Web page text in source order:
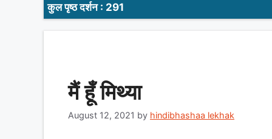
कुल पृष्ठ दर्शन : 291
मैं हूँ मिथ्या
August 12, 2021 by hindibhashaa lekhak